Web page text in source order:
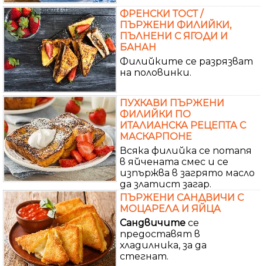
ФРЕНСКИ ТОСТ /
ПЪРЖЕНИ ФИЛИЙКИ,
ПЪЛНЕНИ С ЯГОДИ И
БАНАН
Филийките се разрязват
на половинки.
ПУХКАВИ ПЪРЖЕНИ
ФИЛИЙКИ ПО
ИТАЛИАНСКА РЕЦЕПТА С
МАСКАРПОНЕ
Всяка филийка се потапя
в яйчената смес и се
изпържва в загрято масло
да златист загар.
ПЪРЖЕНИ САНДВИЧИ С
МОЦАРЕЛА И ЯЙЦА
Сандвичите се
предоставят в
хладилника, за да
стегнат.